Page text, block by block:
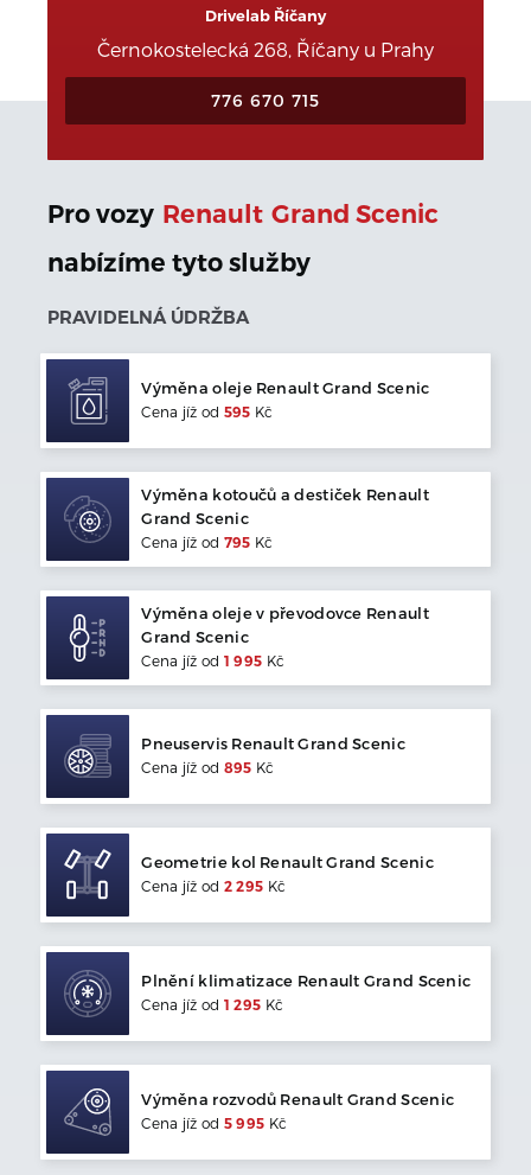
Drivelab Říčany
Černokostelecká 268, Říčany u Prahy
776 670 715
Pro vozy Renault Grand Scenic
nabízíme tyto služby
PRAVIDELNÁ ÚDRŽBA
Výměna oleje RenaultGrand Scenic
Cena jíž od 595 Kč
Výměna kotoučů a destiček Renault
Grand Scenic
Cena jíž od 795 Kč
Výměna oleje v převodovce Renault
Grand Scenic
Cena jíž od 1 995 Kč
Pneuservis Renault Grand Scenic
Cena jíž od 895 Kč
Geometrie kol Renault Grand Scenic
Cena jíž od 2 295 Kč
Plnění klimatizace Renault Grand Scenic
Cena jíž od 1 295 Kč
Výměna rozvodů Renault Grand Scenic
Cena jíž od 5 995 Kč